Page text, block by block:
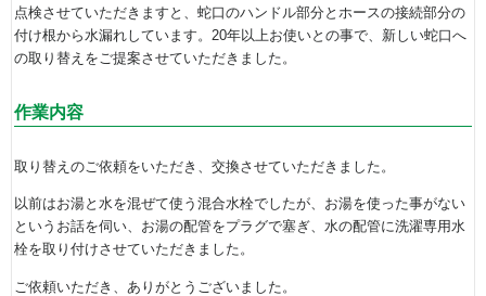
点検させていただきますと、蛇口のハンドル部分とホースの接続部分の
付け根から水漏れしています。20年以上お使いとの事で、新しい蛇口へ
の取り替えをご提案させていただきました。
作業内容
取り替えのご依頼をいただき、交換させていただきました。
以前はお湯と水を混ぜて使う混合水栓でしたが、お湯を使った事がない
というお話を伺い、お湯の配管をプラグで塞ぎ、水の配管に洗濯専用水
栓を取り付けさせていただきました。
ご依頼いただき、ありがとうございました。